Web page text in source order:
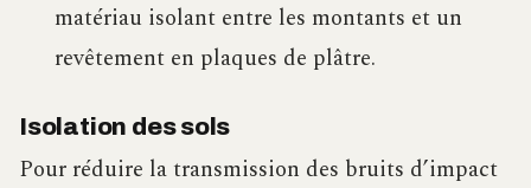
matériau isolant entre les montants et un
revêtement en plaques de plâtre.
Isolation des sols
Pour réduire la transmission des bruits d’impact